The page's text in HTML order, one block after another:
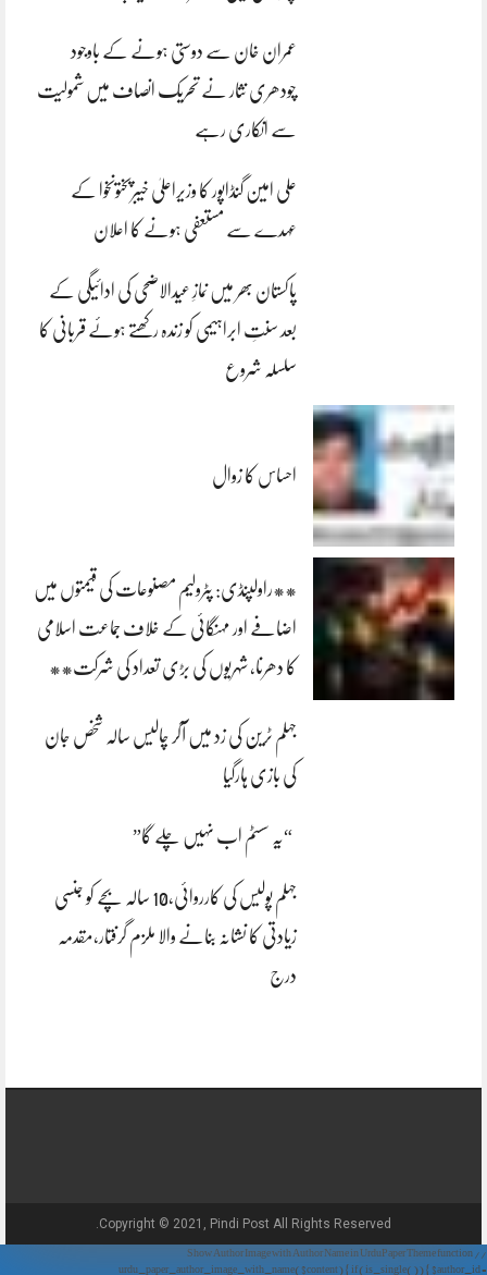
عمران خان سے دوستی ہونے کے باوجود
چودھری نثار نے تحریک انصاف میں شمولیت
سے انکاری رہے
علی امین گنڈاپور کا وزیراعلیٰ خیبرپختونخوا کے
عہدے سے مستعفی ہونے کا اعلان
پاکستان بھر میں نمازِ عیدالاضحی کی ادائیگی کے
بعد سنتِ ابراہیمی کو زندہ رکھتے ہوئے قربانی کا
سلسلہ شروع
احساس کا زوال
**راولپنڈی: پٹرولیم مصنوعات کی قیمتوں میں
اضافے اور مہنگائی کے خلاف جماعت اسلامی
کا دھرنا، شہریوں کی بڑی تعداد کی شرکت**
جہلم ٹرین کی زد میں آکر چالیس سالہ شخص جان
کی بازی ہارگیا
“یہ سسٹم اب نہیں چلے گا”
جہلم پولیس کی کارروائی،10 سالہ بچے کو جنسی
زیادتی کا نشانہ بنانے والا ملزم گرفتار،مقدمہ
درج
Copyright © 2021, Pindi Post All Rights Reserved.
// Show Author Image with Author Name in UrduPaper Theme function
urdu_paper_author_image_with_name($content) { if (is_single()) { $author_id =